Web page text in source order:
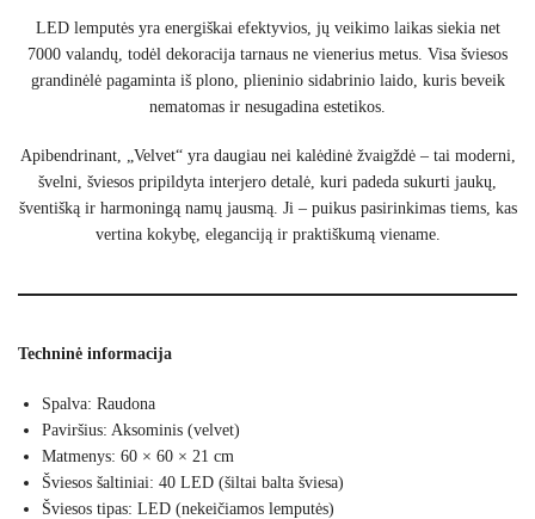
LED lemputės yra energiškai efektyvios, jų veikimo laikas siekia net
7000 valandų, todėl dekoracija tarnaus ne vienerius metus. Visa šviesos
grandinėlė pagaminta iš plono, plieninio sidabrinio laido, kuris beveik
nematomas ir nesugadina estetikos.
Apibendrinant, „Velvet“ yra daugiau nei kalėdinė žvaigždė – tai moderni,
švelni, šviesos pripildyta interjero detalė, kuri padeda sukurti jaukų,
šventišką ir harmoningą namų jausmą. Ji – puikus pasirinkimas tiems, kas
vertina kokybę, eleganciją ir praktiškumą viename.
Techninė informacija
Spalva: Raudona
Paviršius: Aksominis (velvet)
Matmenys: 60 × 60 × 21 cm
Šviesos šaltiniai: 40 LED (šiltai balta šviesa)
Šviesos tipas: LED (nekeičiamos lemputės)